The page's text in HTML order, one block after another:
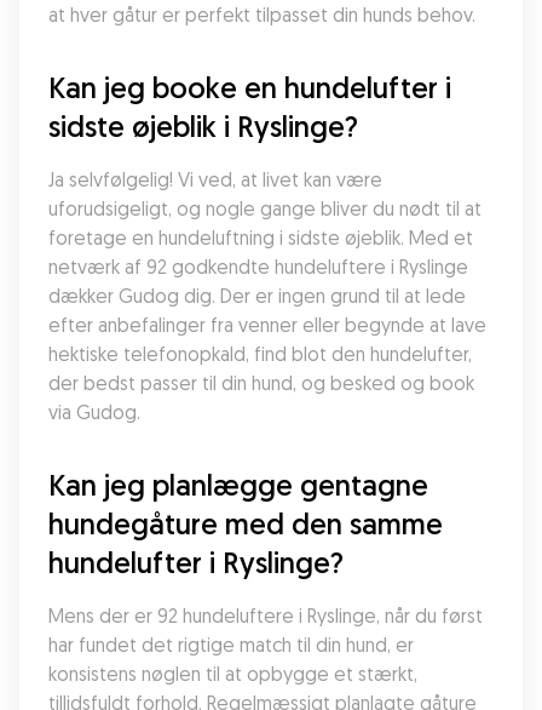
at hver gåtur er perfekt tilpasset din hunds behov.
Kan jeg booke en hundelufter i
sidste øjeblik i Ryslinge?
Ja selvfølgelig! Vi ved, at livet kan være
uforudsigeligt, og nogle gange bliver du nødt til at
foretage en hundeluftning i sidste øjeblik. Med et
netværk af 92 godkendte hundeluftere i Ryslinge
dækker Gudog dig. Der er ingen grund til at lede
efter anbefalinger fra venner eller begynde at lave
hektiske telefonopkald, find blot den hundelufter,
der bedst passer til din hund, og besked og book
via Gudog.
Kan jeg planlægge gentagne
hundegåture med den samme
hundelufter i Ryslinge?
Mens der er 92 hundeluftere i Ryslinge, når du først
har fundet det rigtige match til din hund, er
konsistens nøglen til at opbygge et stærkt,
tillidsfuldt forhold. Regelmæssigt planlagte gåture